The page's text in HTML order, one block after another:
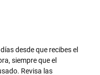
desde que recibes el
siempre que el
Revisa las